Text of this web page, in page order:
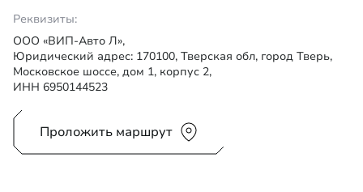
Реквизиты:
ООО «ВИП-Авто Л»,
Юридический адрес: 170100, Тверская обл, город Тверь,
Московское шоссе, дом 1, корпус 2,
ИНН 6950144523
Проложить маршрут